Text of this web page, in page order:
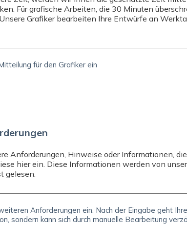
Für grafische Arbeiten, die 30 Minuten
Grafiker bearbeiten Ihre Entwürfe an
Anforderungen, Hinweise oder Informationen,
hier ein. Diese Informationen werden von
gelesen.